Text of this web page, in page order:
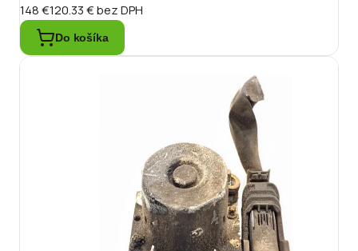
148 €120.33 €bez DPH
Do košíka